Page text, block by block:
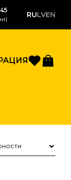
RULVEN